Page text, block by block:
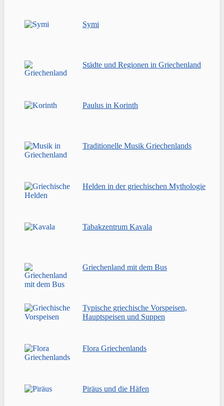
Symi
Städte und Regionen in Griechenland
Paulus in Korinth
Traditionelle Musik Griechenlands
Helden in der griechischen Mythologie
Tabakzentrum Kavala
Griechenland mit dem Bus
Typische griechische Vorspeisen,
Hauptspeisen und Suppen
Flora Griechenlands
Piräus und die Häfen